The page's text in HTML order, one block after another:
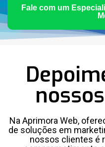
Fale com um
Na Aprimora Web,
de soluções em
nossos clientes é